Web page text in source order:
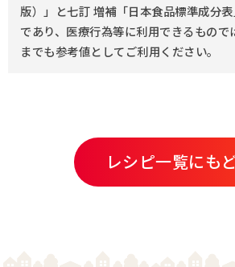
版）」と七訂 増補「日本食品標準成分
であり、医療行為等に利用できるもので
までも参考値としてご利用ください。
レシピ一覧にも